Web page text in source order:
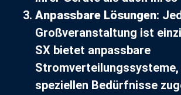
Anpassbare Lösungen:
Großveranstaltung ist
SX bietet anpassbare
speziellen Bedürfnisse